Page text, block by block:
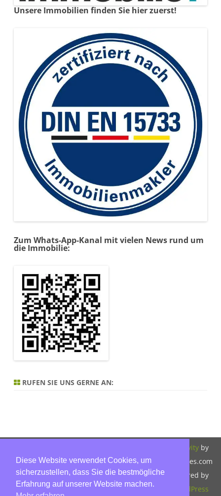
Unsere Immobilien finden Sie hier zuerst!
Zum Whats-App-Kanal mit vielen News rund um
die Immobilie:
RUFEN SIE UNS GERNE AN:
Hinnerk Warter,
Warter-
Immobilien,
unsere
Datenschutzerklärung.
ZeroGravityby
GalussoThemes.com
Powered by
WordPress
Diese Website verwendet Cookies, um
sicherzustellen, dass Sie die bestmögliche
Erfahrung auf unserer Website machen.